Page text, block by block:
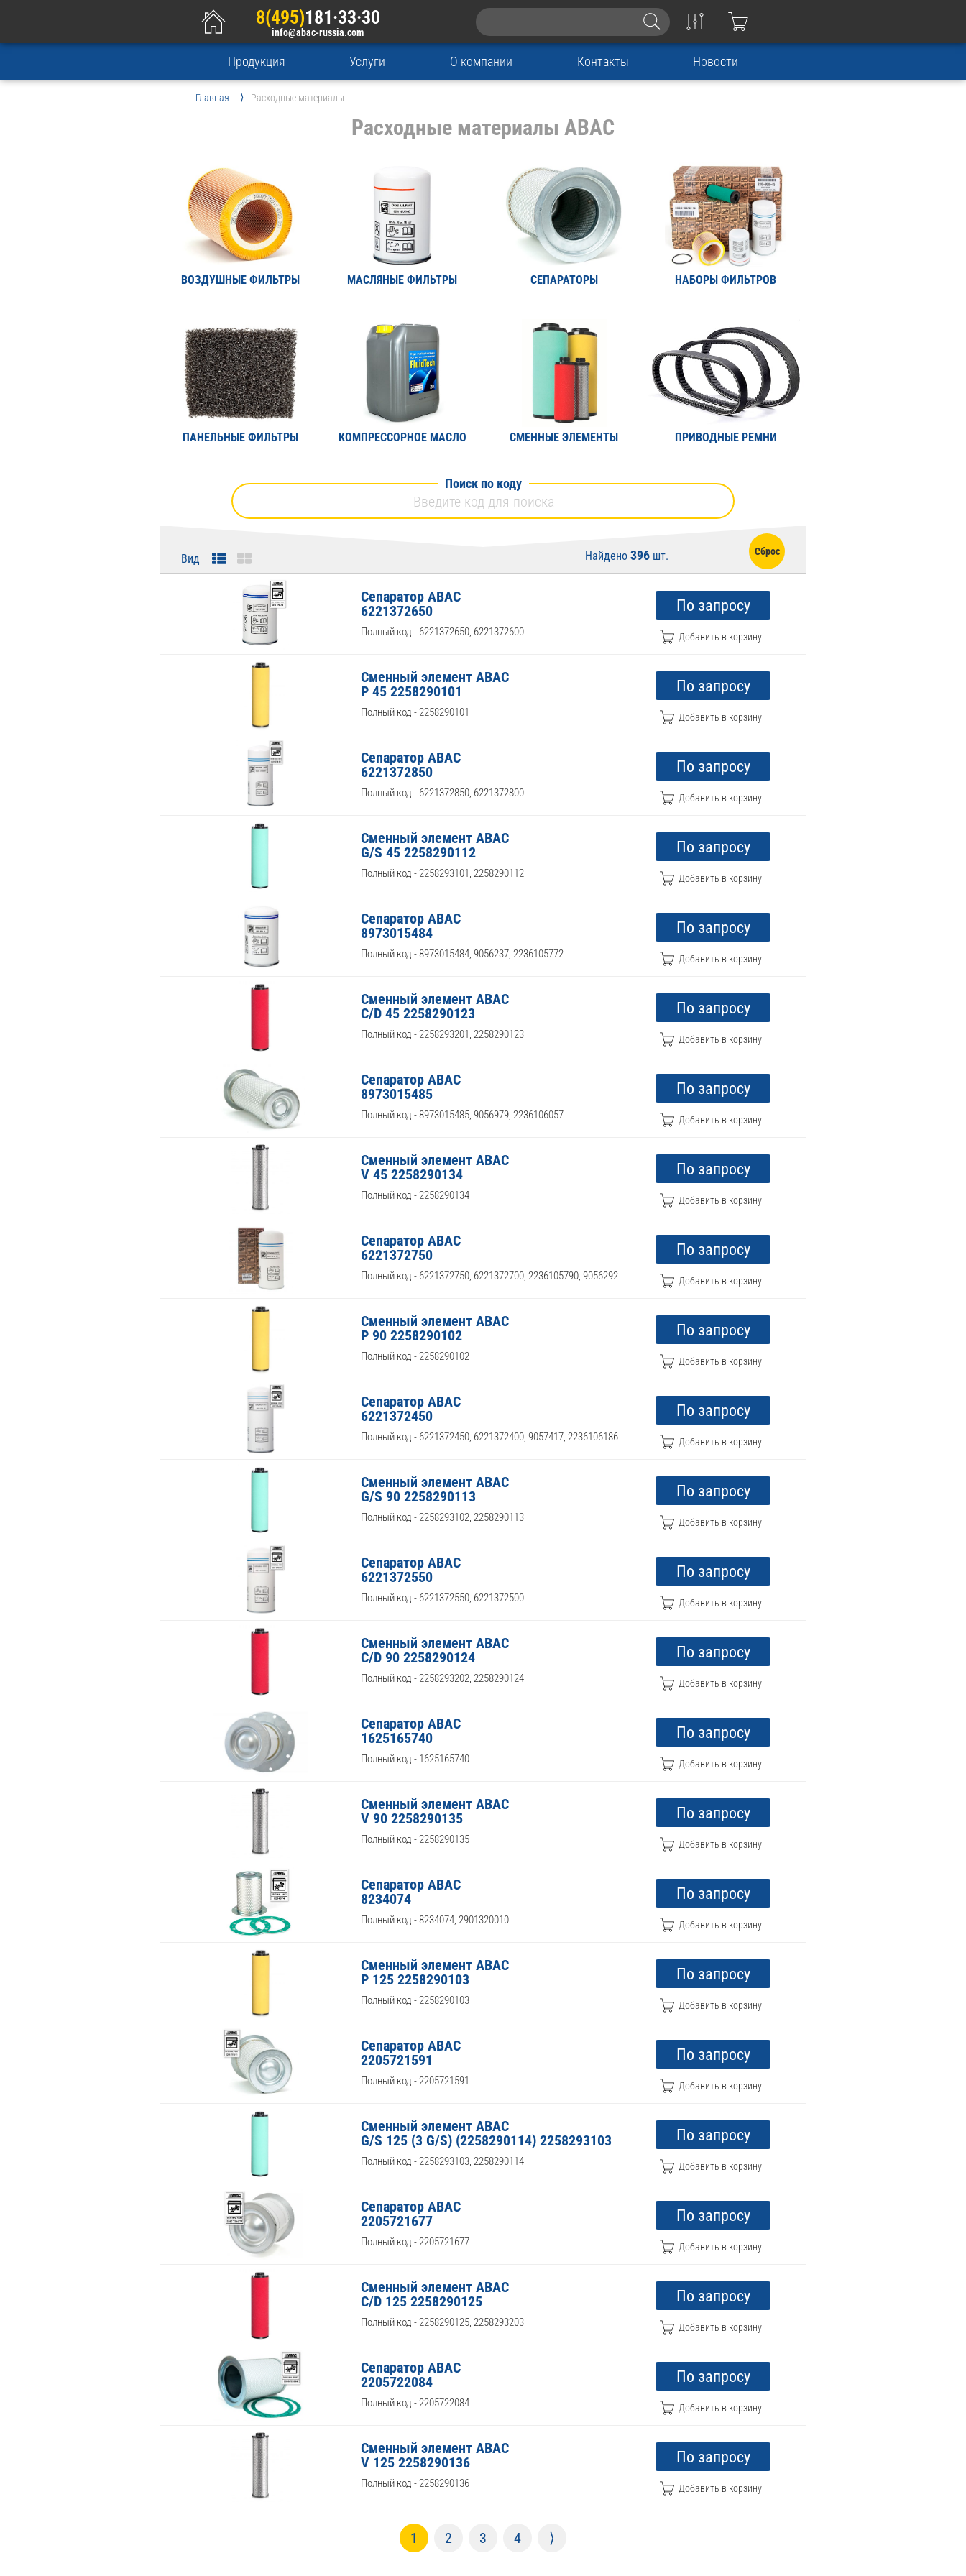
8(495)181·33·30
info@abac-russia.com
Продукция Услуги О компании Контакты Новости
Главная Расходные материалы
Расходные материалы ABAC
ВОЗДУШНЫЕ ФИЛЬТРЫ МАСЛЯНЫЕ ФИЛЬТРЫ СЕПАРАТОРЫ НАБОРЫ ФИЛЬТРОВ
ПАНЕЛЬНЫЕ ФИЛЬТРЫ КОМПРЕССОРНОЕ МАСЛО СМЕННЫЕ ЭЛЕМЕНТЫ ПРИВОДНЫЕ РЕМНИ
Поиск по коду
Вид Найдено 396 шт. Сброс
Сепаратор ABAC
6221372650
Полный код - 6221372650, 6221372600
По запросу
Сменный элемент ABAC
P 45 2258290101
Полный код - 2258290101
По запросу
Сепаратор ABAC
6221372850
Полный код - 6221372850, 6221372800
По запросу
Сменный элемент ABAC
G/S 45 2258290112
Полный код - 2258293101, 2258290112
По запросу
Сепаратор ABAC
8973015484
Полный код - 8973015484, 9056237, 2236105772
По запросу
Сменный элемент ABAC
C/D 45 2258290123
Полный код - 2258293201, 2258290123
По запросу
Сепаратор ABAC
8973015485
Полный код - 8973015485, 9056979, 2236106057
По запросу
Сменный элемент ABAC
V 45 2258290134
Полный код - 2258290134
По запросу
Сепаратор ABAC
6221372750
Полный код - 6221372750, 6221372700, 2236105790, 9056292
По запросу
Сменный элемент ABAC
P 90 2258290102
Полный код - 2258290102
По запросу
Сепаратор ABAC
6221372450
Полный код - 6221372450, 6221372400, 9057417, 2236106186
По запросу
Сменный элемент ABAC
G/S 90 2258290113
Полный код - 2258293102, 2258290113
По запросу
Сепаратор ABAC
6221372550
Полный код - 6221372550, 6221372500
По запросу
Сменный элемент ABAC
C/D 90 2258290124
Полный код - 2258293202, 2258290124
По запросу
Сепаратор ABAC
1625165740
Полный код - 1625165740
По запросу
Сменный элемент ABAC
V 90 2258290135
Полный код - 2258290135
По запросу
Сепаратор ABAC
8234074
Полный код - 8234074, 2901320010
По запросу
Сменный элемент ABAC
P 125 2258290103
Полный код - 2258290103
По запросу
Сепаратор ABAC
2205721591
Полный код - 2205721591
По запросу
Сменный элемент ABAC
G/S 125 (3 G/S) (2258290114) 2258293103
Полный код - 2258293103, 2258290114
По запросу
Сепаратор ABAC
2205721677
Полный код - 2205721677
По запросу
Сменный элемент ABAC
C/D 125 2258290125
Полный код - 2258290125, 2258293203
По запросу
Сепаратор ABAC
2205722084
Полный код - 2205722084
По запросу
Сменный элемент ABAC
V 125 2258290136
Полный код - 2258290136
По запросу
1 2 3 4 ⟩